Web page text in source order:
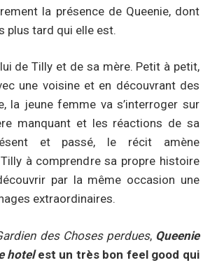
la présence de Queenie, dont
plus tard qui elle est.
de Tilly et de sa mère. Petit à petit,
une voisine et en découvrant des
la jeune femme va s’interroger sur
manquant et les réactions de sa
et passé, le récit amène
à comprendre sa propre histoire
par la même occasion une
extraordinaires.
des Choses perdues, Queenie
hotelest un très bon feel good qui